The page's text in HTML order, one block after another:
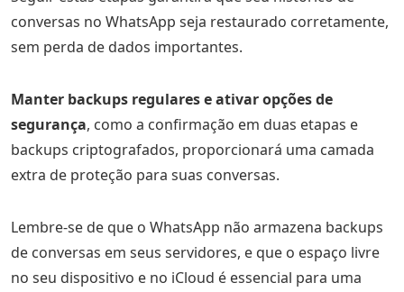
conversas no WhatsApp seja restaurado corretamente,
sem perda de dados importantes.
Manter backups regulares e ativar opções de
segurança, como a confirmação em duas etapas e
backups criptografados, proporcionará uma camada
extra de proteção para suas conversas.
Lembre-se de que o WhatsApp não armazena backups
de conversas em seus servidores, e que o espaço livre
no seu dispositivo e no iCloud é essencial para uma